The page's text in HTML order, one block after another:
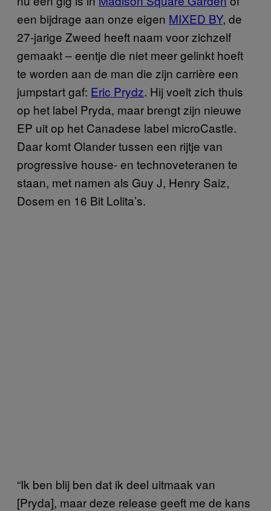
een bijdrage aan onze eigen MIXED BY, de
27-jarige Zweed heeft naam voor zichzelf
gemaakt – eentje die niet meer gelinkt hoeft
te worden aan de man die zijn carrière een
jumpstart gaf: Eric Prydz. Hij voelt zich thuis
op het label Pryda, maar brengt zijn nieuwe
EP uit op het Canadese label microCastle.
Daar komt Olander tussen een rijtje van
progressive house- en technoveteranen te
staan, met namen als Guy J, Henry Saiz,
Dosem en 16 Bit Lolita’s.
“Ik ben blij ben dat ik deel uitmaak van
[Pryda], maar deze release geeft me de kans